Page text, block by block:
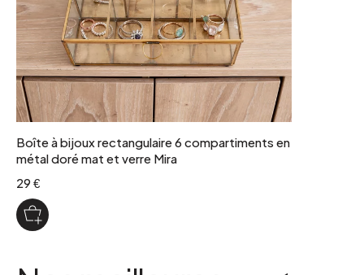
Boîte à bijoux rectangulaire 6 compartiments en
métal doré mat et verre Mira
29 €